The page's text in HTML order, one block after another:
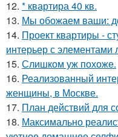
12. * квартира 40 кв.
13. Мы обожаем ваши:
14. Проект квартиры -
интерьер с элементами
15. Слишком уж похоже.
16. Реализованный
женщины, в Москве.
17. План действий для
18. Максимально